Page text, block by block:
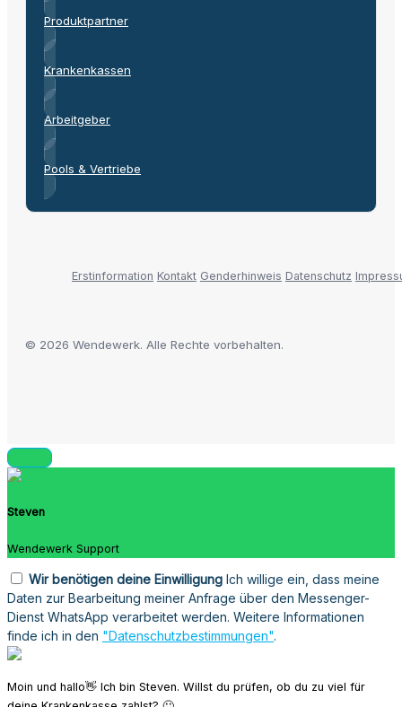
Produktpartner
Krankenkassen
Arbeitgeber
Pools & Vertriebe
Erstinformation Kontakt Genderhinweis Datenschutz
© 2026 Wendewerk. Alle Rechte vorbehalten.
Steven
Wendewerk Support
Wir benötigen deine Einwilligung Ich willige ein, dass meine
Daten zur Bearbeitung meiner Anfrage über den Messenger-
Dienst WhatsApp verarbeitet werden. Weitere Informationen
finde ich in den "Datenschutzbestimmungen".
Moin und hallo👋 Ich bin Steven. Willst du prüfen, ob du zu viel für